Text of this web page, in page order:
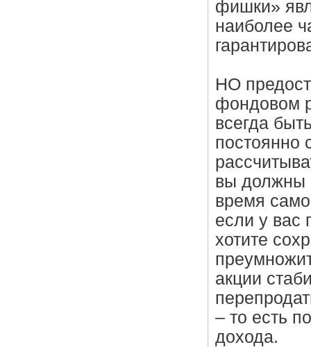
фишки»
наиболее
НО
фондовом
всегда
постоянно
вы должны
время
если у вас
хотите
акции
– то есть
дохода.